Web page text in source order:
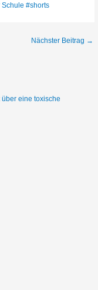
#shorts
Nächster Beitrag →
über eine toxische